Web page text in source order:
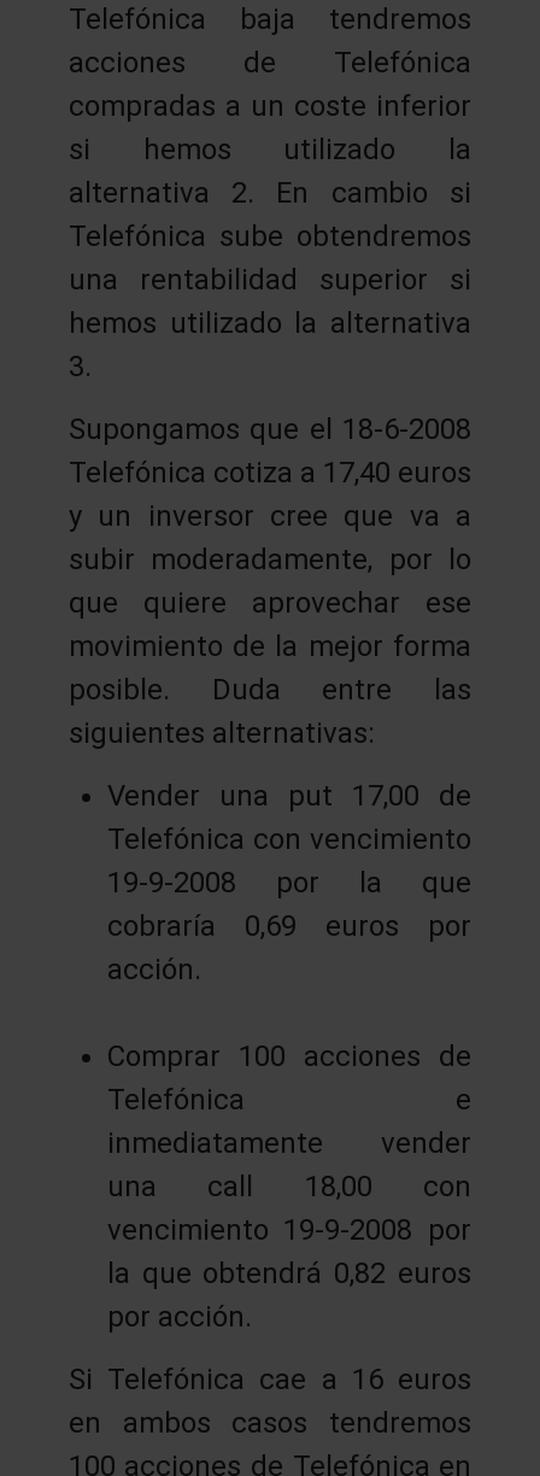
Telefónica baja tendremos
acciones de Telefónica
compradas a un coste inferior
si hemos utilizado la
alternativa 2. En cambio si
Telefónica sube obtendremos
una rentabilidad superior si
hemos utilizado la alternativa
3.
Supongamos que el 18-6-2008
Telefónica cotiza a 17,40 euros
y un inversor cree que va a
subir moderadamente, por lo
que quiere aprovechar ese
movimiento de la mejor forma
posible. Duda entre las
siguientes alternativas:
Vender una put 17,00 de
Telefónica con vencimiento
19-9-2008 por la que
cobraría 0,69 euros por
acción.
Comprar 100 acciones de
Telefónica e
inmediatamente vender
una call 18,00 con
vencimiento 19-9-2008 por
la que obtendrá 0,82 euros
por acción.
Si Telefónica cae a 16 euros
en ambos casos tendremos
100 acciones de Telefónica en